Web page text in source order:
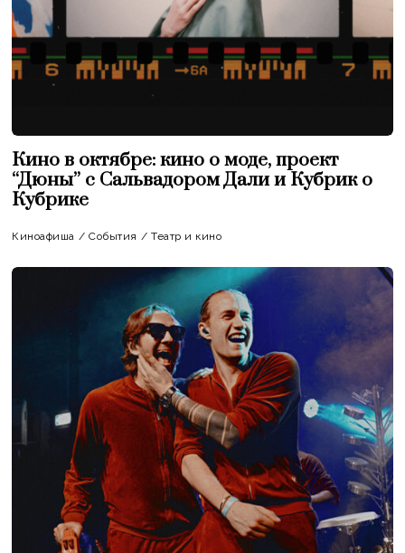
Кино в октябре: кино о моде, проект
“Дюны” с Сальвадором Дали и Кубрик о
Кубрике
Киноафиша / События / Театр и кино